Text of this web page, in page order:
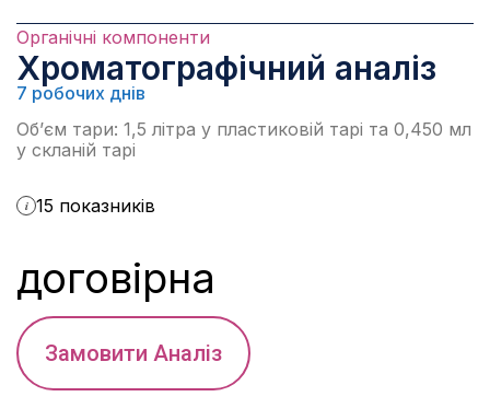
Органічні компоненти
Хроматографічний аналіз
7 робочих днів
Об’єм тари: 1,5 літра у пластиковій тарі та 0,450 мл
у скланій тарі
15 показників
i
договірна
Замовити Аналіз